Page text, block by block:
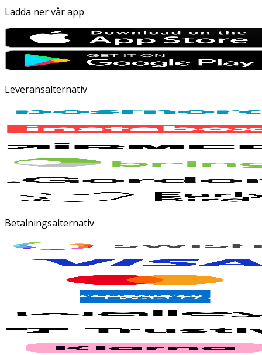
Ladda ner vår app
Leveransalternativ
Betalningsalternativ